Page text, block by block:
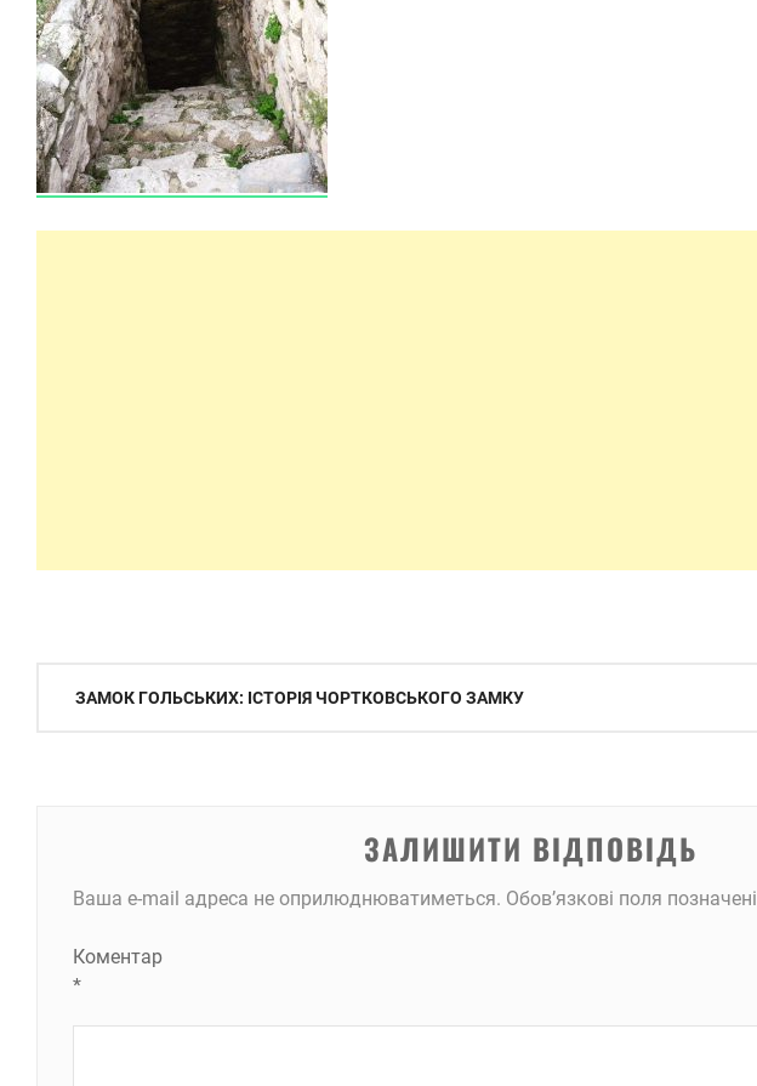
Навігація
ЗАМОК ГОЛЬСЬКИХ: ІСТОРІЯ ЧОРТКОВСЬКОГО ЗАМКУ
ЗАЛИШИТИ ВІДПОВІДЬ
Ваша e-mail адреса не оприлюднюватиметься. Обов’язкові поля позначені
Коментар
*